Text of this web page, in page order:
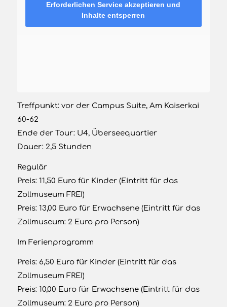
Erforderlichen Service akzeptieren und
Inhalte entsperren
September 2026: 13.09.2026 um 11:30 Uhr
Weitere Termine auf Anfrage!!!
Treffpunkt: vor der Campus Suite, Am Kaiserkai
60-62
Ende der Tour: U4, Überseequartier
Dauer: 2,5 Stunden
Regulär
Preis: 11,50 Euro für Kinder (Eintritt für das
Zollmuseum FREI)
Preis: 13,00 Euro für Erwachsene (Eintritt für das
Zollmuseum: 2 Euro pro Person)
Im Ferienprogramm
Preis: 6,50 Euro für Kinder (Eintritt für das
Zollmuseum FREI)
Preis: 10,00 Euro für Erwachsene (Eintritt für das
Zollmuseum: 2 Euro pro Person)